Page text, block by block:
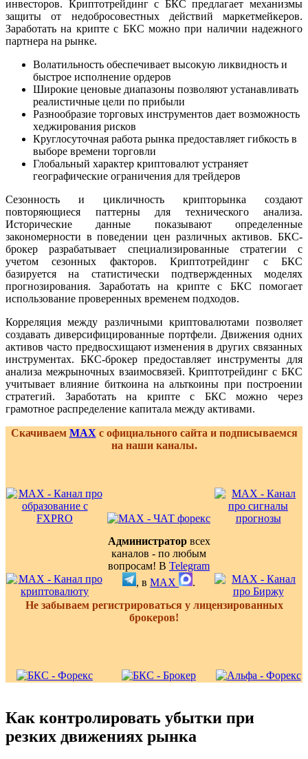
инвесторов. Криптотрейдинг с БКС предлагает механизмы
защиты от недобросовестных действий маркетмейкеров.
Заработать на крипте с БКС можно при наличии надежного
партнера на рынке.
Волатильность обеспечивает высокую ликвидность и
быстрое исполнение ордеров
Широкие ценовые диапазоны позволяют устанавливать
реалистичные цели по прибыли
Разнообразие торговых инструментов дает возможность
хеджирования рисков
Круглосуточная работа рынка предоставляет гибкость в
выборе времени торговли
Глобальный характер криптовалют устраняет
географические ограничения для трейдеров
Сезонность и цикличность крипторынка создают
повторяющиеся паттерны для технического анализа.
Исторические данные показывают определенные
закономерности в поведении цен различных активов. БКС-
брокер разрабатывает специализированные стратегии с
учетом сезонных факторов. Криптотрейдинг с БКС
базируется на статистически подтвержденных моделях
прогнозирования. Заработать на крипте с БКС помогает
использование проверенных временем подходов.
Корреляция между различными криптовалютами позволяет
создавать диверсифицированные портфели. Движения одних
активов часто предвосхищают изменения в других связанных
инструментах. БКС-брокер предоставляет инструменты для
анализа межрыночных взаимосвязей. Криптотрейдинг с БКС
учитывает влияние биткоина на альткоины при построении
стратегий. Заработать на крипте с БКС можно через
грамотное распределение капитала между активами.
Скачиваем MAX с официального сайта и подписываемся
на наши каналы.
Администраторвсех
каналов - по любым
вопросам! В Telegram
, в MAX
.
Не забываем регистрироваться у лицензированных
брокеров!
Как контролировать убытки при
резких движениях рынка